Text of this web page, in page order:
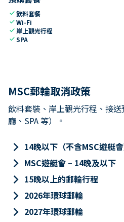
check飲料套餐
checkWi-Fi
check 岸上觀光行程
checkSPA
MSC郵輪取消政策
飲料套裝、岸上觀光行程、接
廳、SPA 等）。
keyboard_arrow_right 14晚以下（不含MSC遊艇會
keyboard_arrow_right MSC遊艇會 – 14晚及以下
keyboard_arrow_right 15晚以上的郵輪行程
keyboard_arrow_right 2026年環球郵輪
keyboard_arrow_right 2027年環球郵輪